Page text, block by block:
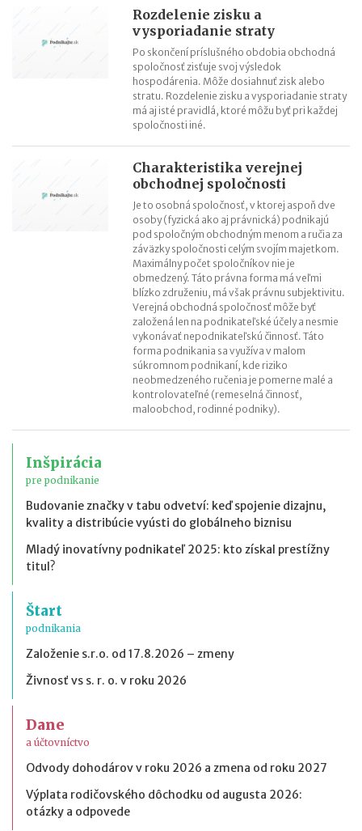
Rozdelenie zisku a
vysporiadanie straty
Po skončení príslušného obdobia obchodná
spoločnosť zisťuje svoj výsledok
hospodárenia. Môže dosiahnuť zisk alebo
stratu. Rozdelenie zisku a vysporiadanie straty
má aj isté pravidlá, ktoré môžu byť pri každej
spoločnosti iné.
Charakteristika verejnej
obchodnej spoločnosti
Je to osobná spoločnosť, v ktorej aspoň dve
osoby (fyzická ako aj právnická) podnikajú
pod spoločným obchodným menom a ručia za
záväzky spoločnosti celým svojím majetkom.
Maximálny počet spoločníkov nie je
obmedzený. Táto právna forma má veľmi
blízko združeniu, má však právnu subjektivitu.
Verejná obchodná spoločnosť môže byť
založená len na podnikateľské účely a nesmie
vykonávať nepodnikateľskú činnosť. Táto
forma podnikania sa využíva v malom
súkromnom podnikaní, kde riziko
neobmedzeného ručenia je pomerne malé a
kontrolovateľné (remeselná činnosť,
maloobchod, rodinné podniky).
Inšpirácia
pre podnikanie
Budovanie značky v tabu odvetví: keď spojenie dizajnu,
kvality a distribúcie vyústi do globálneho biznisu
Mladý inovatívny podnikateľ 2025: kto získal prestížny
titul?
Štart
podnikania
Založenie s.r.o. od 17.8.2026 – zmeny
Živnosť vs s. r. o. v roku 2026
Dane
a účtovníctvo
Odvody dohodárov v roku 2026 a zmena od roku 2027
Výplata rodičovského dôchodku od augusta 2026:
otázky a odpovede